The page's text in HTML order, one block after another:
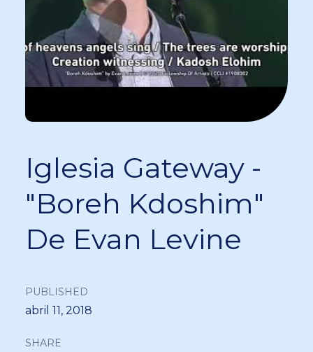
Iglesia Gateway -
"Boreh Kdoshim"
De Evan Levine
PUBLISHED
abril 11, 2018
SHARE